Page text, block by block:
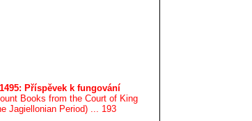
Příspěvek k fungování
Books from the Court of King
Jagiellonian Period) ... 193